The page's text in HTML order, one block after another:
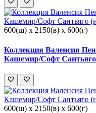
600(ш) x 2150(в) x 600(г)
Коллекция Валенсия
Кашемир/Софт Сантьяго
600(ш) x 2150(в) x 600(г)